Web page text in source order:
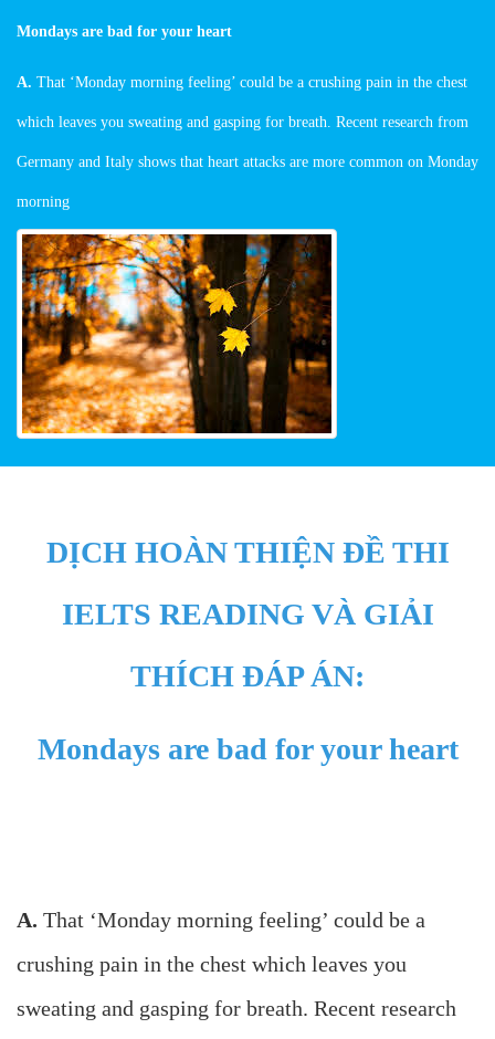
Mondays are bad for your heart
A. That ‘Monday morning feeling’ could be a crushing pain in the chest
which leaves you sweating and gasping for breath. Recent research from
Germany and Italy shows that heart attacks are more common on Monday
morning
DỊCH HOÀN THIỆN ĐỀ THI
IELTS READING VÀ GIẢI
THÍCH ĐÁP ÁN:
Mondays are bad for your heart
A. That ‘Monday morning feeling’ could be a
crushing pain in the chest which leaves you
sweating and gasping for breath. Recent research